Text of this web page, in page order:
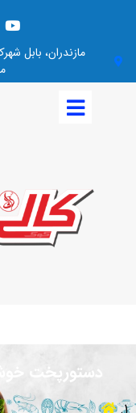
مازندران، بابل
دستورپخت